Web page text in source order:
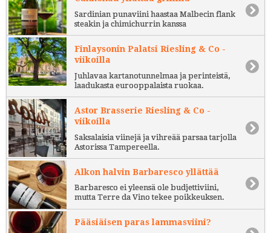
Sardinian punaviini haastaa Malbecin flank
steakin ja chimichurrin kanssa
Finlaysonin Palatsi Riesling & Co -
viikoilla
Juhlavaa kartanotunnelmaa ja perinteistä,
laadukasta eurooppalaista ruokaa.
Astor Brasserie Riesling & Co -
viikoilla
Saksalaisia viinejä ja vihreää parsaa tarjolla
Astorissa Tampereella.
Alkon halvin Barbaresco yllättää
Barbaresco ei yleensä ole budjettiviini,
mutta Terre da Vino tekee poikkeuksen.
Pääsiäisen paras lammasviini?